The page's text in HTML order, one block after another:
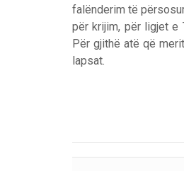
falënderim të
për krijim, për ligjet e
Për gjithë atë që
lapsat.